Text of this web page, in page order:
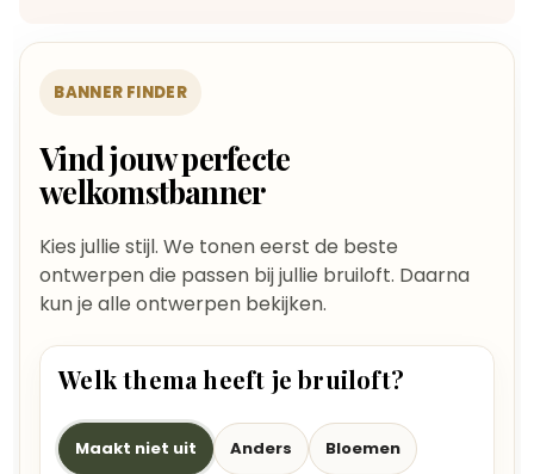
BANNER FINDER
Vind jouw perfecte
welkomstbanner
Kies jullie stijl. We tonen eerst de beste
ontwerpen die passen bij jullie bruiloft. Daarna
kun je alle ontwerpen bekijken.
Welk thema heeft je bruiloft?
Maakt niet uit Anders Bloemen